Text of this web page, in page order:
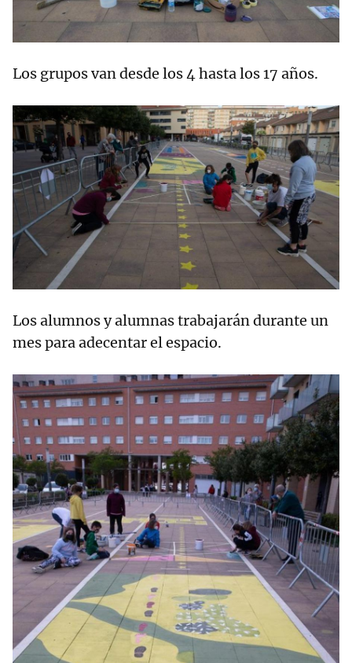
Los grupos van desde los 4 hasta los 17 años.
Los alumnos y alumnas trabajarán durante un
mes para adecentar el espacio.